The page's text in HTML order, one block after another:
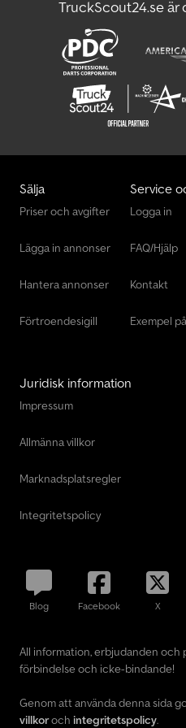
TruckScout24.se
Sälja
Priser och avgifter
Lägga in annonser
Hantera annonser
Förtroendesigill
Service
Logga in
FAQ/Hjälp
Kontakt
Exempel
Juridisk information
Impressum
Allmänna villkor
Marknadsplatsregler
Integritetspolicy
Blog Facebook X
All information, erbjudanden och
förbindelse och icke-bindande!
Genom att använda denna sida
villkoroch integritetspolicy.